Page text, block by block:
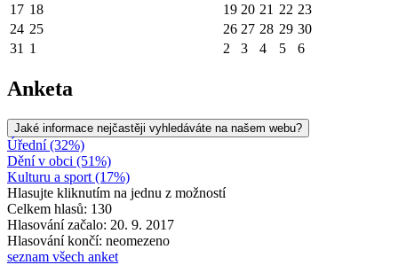
17 18 19 20 21 22 23
24 25 26 27 28 29 30
31 1 2 3 4 5 6
Anketa
Jaké informace nejčastěji vyhledáváte na našem webu?
Úřední (32%)
Dění v obci (51%)
Kulturu a sport (17%)
Hlasujte kliknutím na jednu z možností
Celkem hlasů: 130
Hlasování začalo: 20. 9. 2017
Hlasování končí: neomezeno
seznam všech anket